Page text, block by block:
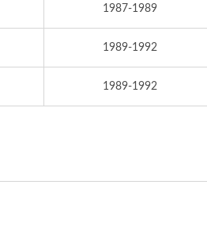
1987-1989
1989-1992
1989-1992